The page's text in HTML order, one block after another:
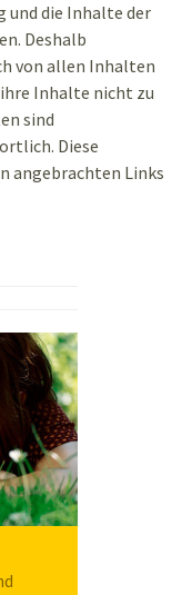
und die Inhalte der
Deshalb
von allen Inhalten
Inhalte nicht zu
sind
Diese
angebrachten Links